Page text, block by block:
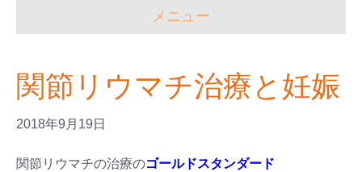
メニュー
関節リウマチ治療と妊娠
2018年9月19日
関節リウマチの治療のゴールドスタンダード